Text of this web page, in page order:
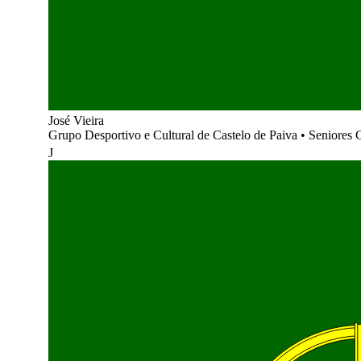
José Vieira
Grupo Desportivo e Cultural de Castelo de Paiva • Seniores
J